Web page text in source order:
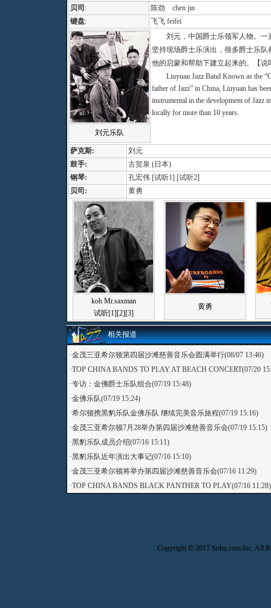
贝司 :
陈劲 chen jin
键盘: 飞飞 feifei
刘元乐队
刘元，中国爵士乐领军人物。一
坚持现场爵士乐演出，很多爵士乐队
他的启蒙和帮助下建立起来的。
【
Liuyuan Jazz Band Known as the
father of Jazz” in China, Liuyuan has
instrumental in the development of Jazz
locally for more than 10 years.
萨克斯:
刘元
鼓手:
古贺泉 (日本)
钢琴:
孔宏伟 [试听1] [试听2]
贝司:
黄勇
koh Mr.saxman
试听[1][2][3]
黄勇
相关报道
·金茂三亚希尔顿第四届沙滩慈善音乐会圆满举行(08/07 13:46)
·TOP CHINA BANDS TO PLAY AT BEACH CONCERT(07/20
·专访：金佛爵士乐队组合(07/19 15:48)
·金佛乐队(07/19 15:24)
·希尔顿携黑豹乐队金佛乐队 继续完美音乐旅程(07/19 15:16)
·金茂三亚希尔顿7月28举办第四届沙滩慈善音乐会(07/19 15:15)
·黑豹乐队成员介绍(07/16 15:11)
·黑豹乐队近年演出大事记(07/16 15:10)
·金茂三亚希尔顿将举办第四届沙滩慈善音乐会(07/16 11:29)
·TOP CHINA BANDS BLACK PANTHER TO PLAY(07/16 11:28)
Copyright © 2017 Sohu.com Inc. All